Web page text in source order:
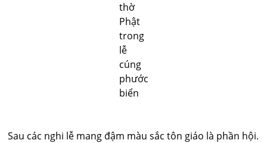
thờ
Phật
trong
lễ
cúng
phước
biển
Sau các nghi lễ mang đậm màu sắc tôn giáo là phần hội.